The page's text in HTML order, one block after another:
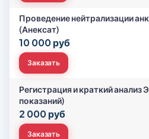
Проведение нейтрализации
(Анексат)
10 000 руб
Заказать
Регистрация и краткий анализ
показаний)
2 000 руб
Заказать